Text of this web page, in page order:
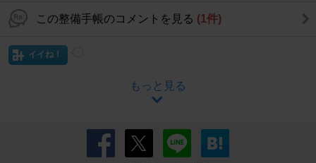
この整備手帳のコメントを見る (1件)
イイね！
もっと見る